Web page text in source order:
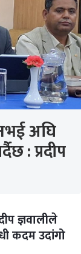
अघि
: प्रदीप
ज्ञवालीले
कदम उदांगो